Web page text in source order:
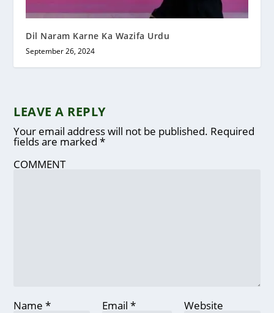
Dil Naram Karne Ka Wazifa Urdu
September 26, 2024
LEAVE A REPLY
Your email address will not be published. Required
fields are marked*
COMMENT
Name* Email * Website